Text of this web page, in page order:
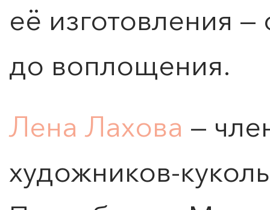
её изготовления —
до воплощения.
Лена Лахова —
художников-